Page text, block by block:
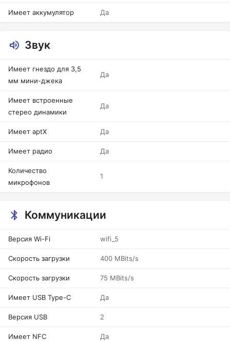
Имеет аккумулятор Да
Звук
Имеет гнездо для 3,5
мм мини-джека
Да
Имеет встроенные
стерео динамики
Да
Имеет aptX Да
Имеет радио Да
Количество
микрофонов
1
Коммуникации
Версия Wi-Fi wifi_5
Скорость загрузки 400 MBits/s
Скорость загрузки 75 MBits/s
Имеет USB Type-C Да
Версия USB 2
Имеет NFC Да